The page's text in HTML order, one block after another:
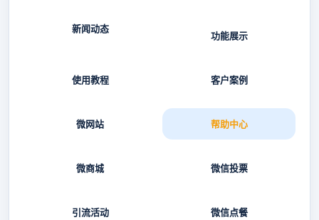
新闻动态
功能展示
使用教程 客户案例
微网站 帮助中心
微商城 微信投票
引流活动 微信点餐